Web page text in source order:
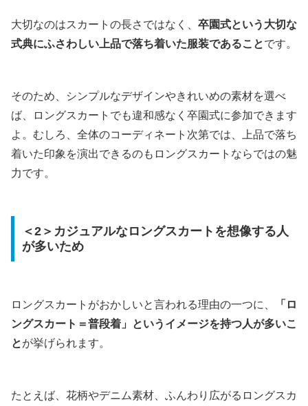
大切なのはスカートの長さではなく、 卒園式という大切な
式典にふさわしい上品で落ち着いた服装であることです。
そのため、シンプルなデザインやきれいめの素材を選べ
ば、ロングスカートでも違和感なく卒園式に参加できます
よ。むしろ、全体のコーディネート次第では、上品で落ち
着いた印象を演出できるのもロングスカートならではの魅
力です。
＜2＞カジュアルなロングスカートを想像する人
が多いため
ロングスカートがおかしいと言われる理由の一つに、
「ロ
ングスカート＝普段着」というイメージを持つ人が多いこ
とが挙げられます。
たとえば、花柄やデニム素材、ふんわり広がるロングスカ